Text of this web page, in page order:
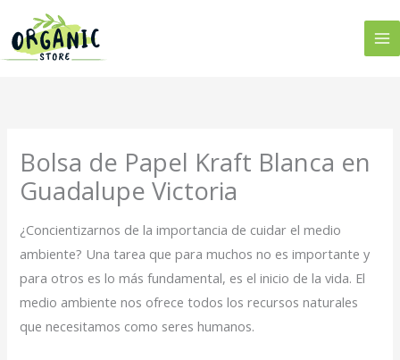
contenido
Bolsa de Papel Kraft Blanca en
Guadalupe Victoria
¿Concientizarnos de la importancia de cuidar el medio
ambiente? Una tarea que para muchos no es importante y
para otros es lo más fundamental, es el inicio de la vida. El
medio ambiente nos ofrece todos los recursos naturales
que necesitamos como seres humanos.